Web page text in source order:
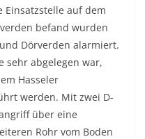
Einsatzstelle auf dem
befand wurden
Dörverden alarmiert.
sehr abgelegen war,
Hasseler
werden. Mit zwei D-
über eine
Rohr vom Boden